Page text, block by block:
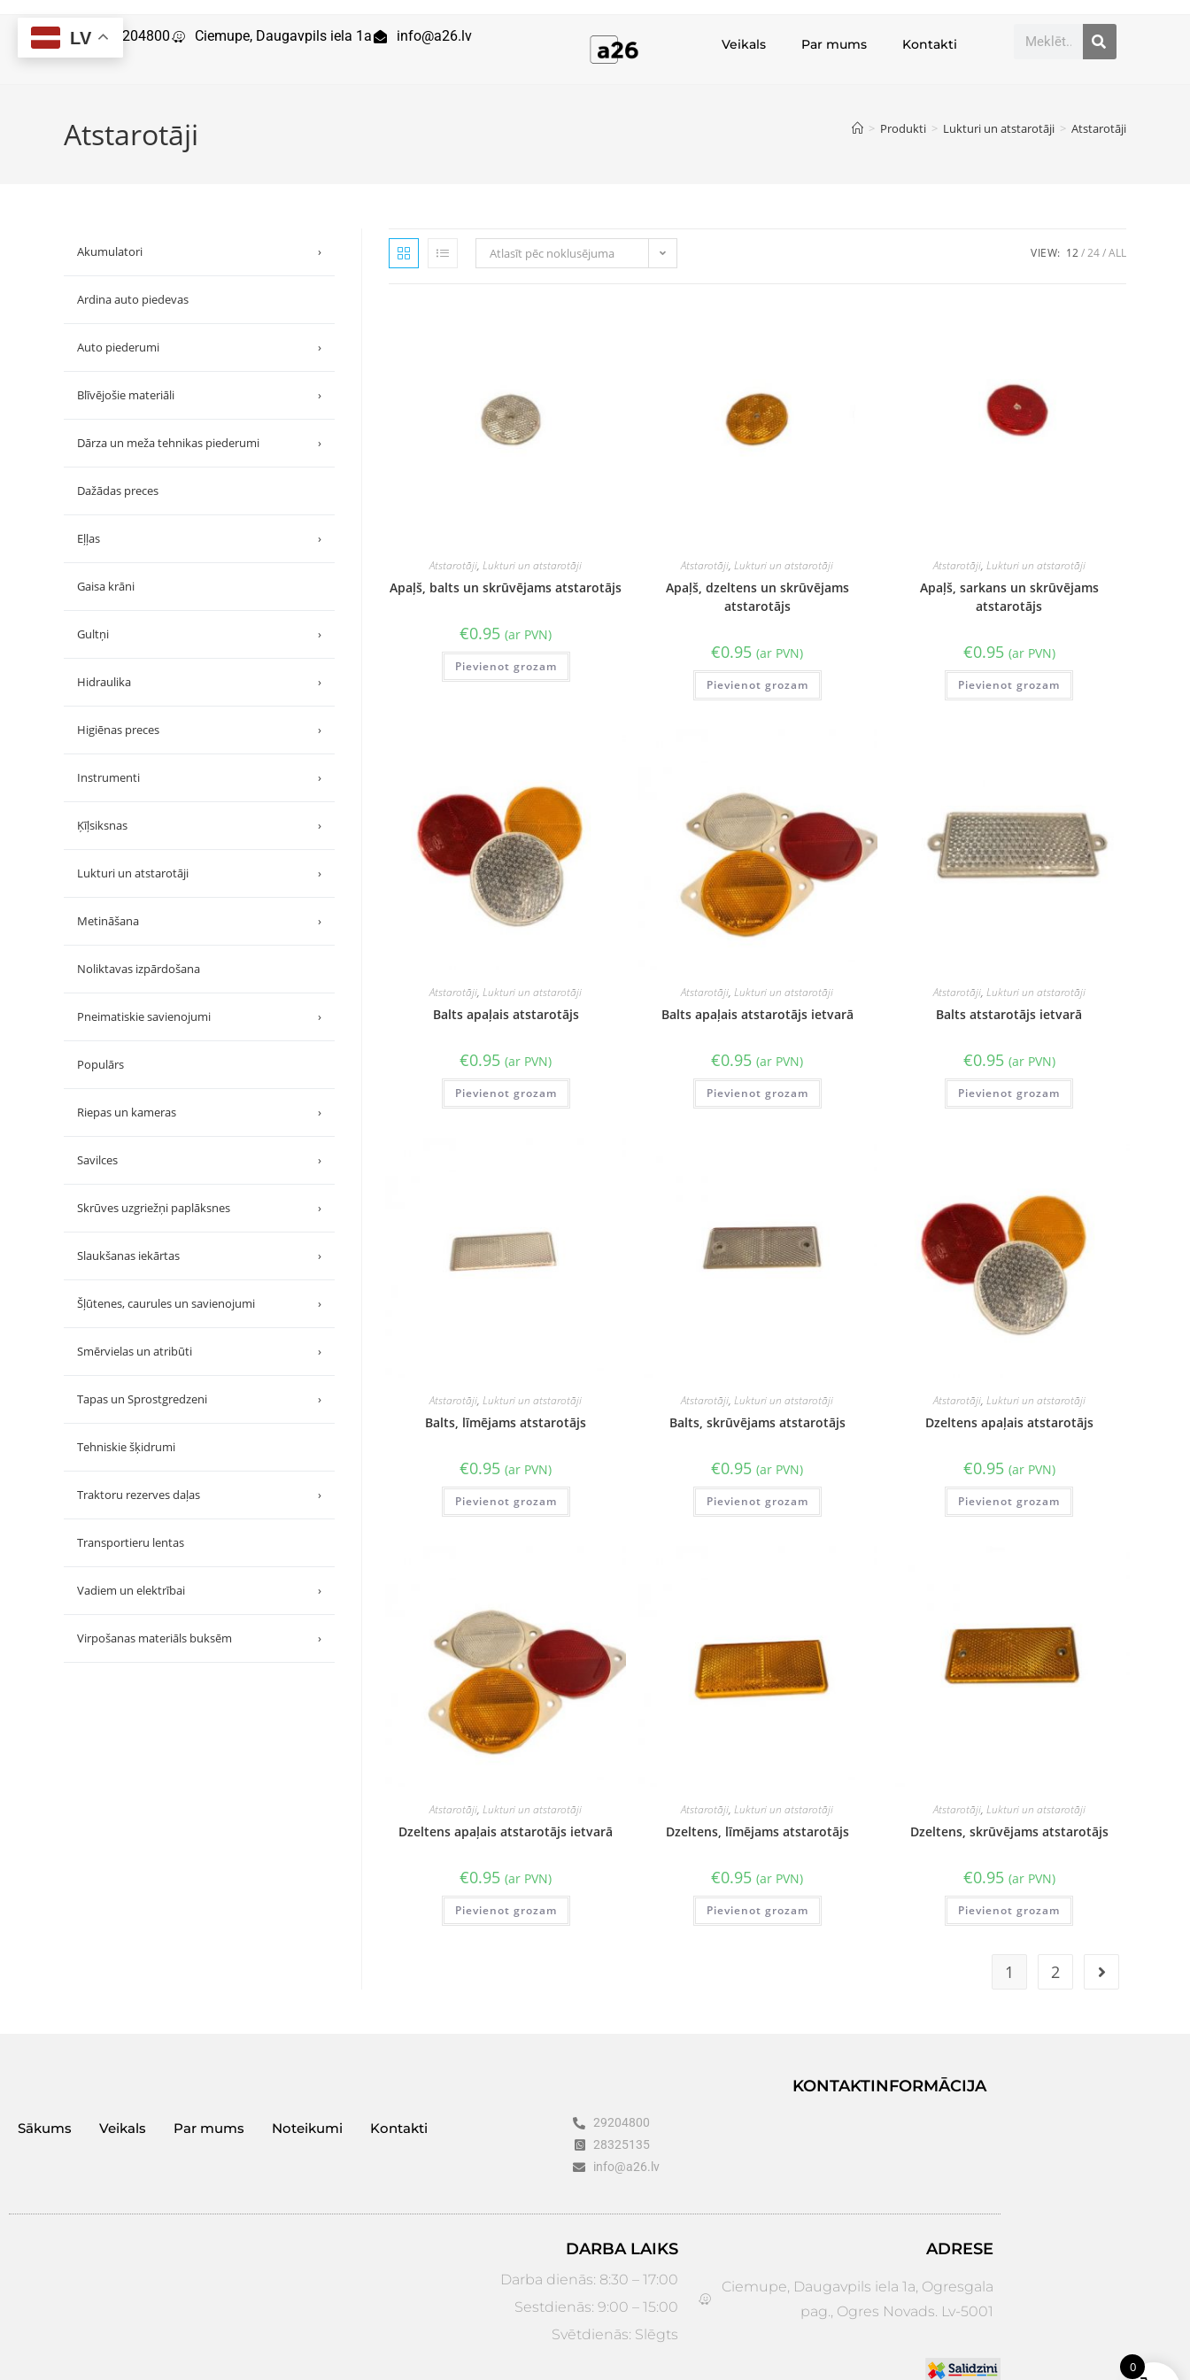
29204800 Ciemupe, Daugavpils iela 1a info@a26.lv Veikals Par mums Kontakti
Atstarotāji > Produkti > Lukturi un atstarotāji > Atstarotāji
Atlasīt pēc noklusējuma VIEW: 12 24 ALL
Atstarotāji,Lukturi un atstarotāji
Apaļš, balts un skrūvējams atstarotājs
€0.95 (ar PVN)
Pievienot grozam
Atstarotāji,Lukturi un atstarotāji
Apaļš, dzeltens un skrūvējams
atstarotājs
€0.95 (ar PVN)
Pievienot grozam
Atstarotāji, Lukturi un atstarotāji
Apaļš, sarkans un skrūvējams
atstarotājs
€0.95 (ar PVN)
Pievienot grozam
Atstarotāji,Lukturi un atstarotāji
Balts apaļais atstarotājs
€0.95 (ar PVN)
Pievienot grozam
Atstarotāji,Lukturi un atstarotāji
Balts apaļais atstarotājs ietvarā
€0.95 (ar PVN)
Pievienot grozam
Atstarotāji, Lukturi un atstarotāji
Balts atstarotājs ietvarā
€0.95 (ar PVN)
Pievienot grozam
Atstarotāji,Lukturi un atstarotāji
Balts, līmējams atstarotājs
€0.95 (ar PVN)
Pievienot grozam
Atstarotāji,Lukturi un atstarotāji
Balts, skrūvējams atstarotājs
€0.95 (ar PVN)
Pievienot grozam
Atstarotāji, Lukturi un atstarotāji
Dzeltens apaļais atstarotājs
€0.95 (ar PVN)
Pievienot grozam
Atstarotāji,Lukturi un atstarotāji
Dzeltens apaļais atstarotājs ietvarā
€0.95 (ar PVN)
Pievienot grozam
Atstarotāji,Lukturi un atstarotāji
Dzeltens, līmējams atstarotājs
€0.95 (ar PVN)
Pievienot grozam
Atstarotāji, Lukturi un atstarotāji
Dzeltens, skrūvējams atstarotājs
€0.95 (ar PVN)
Pievienot grozam
1 2
Akumulatori ›
Ardina auto piedevas
Auto piederumi ›
Blīvējošie materiāli ›
Dārza un meža tehnikas piederumi ›
Dažādas preces
Eļļas ›
Gaisa krāni
Gultņi ›
Hidraulika ›
Higiēnas preces ›
Instrumenti ›
Ķīļsiksnas ›
Lukturi un atstarotāji ›
Metināšana ›
Noliktavas izpārdošana
Pneimatiskie savienojumi ›
Populārs
Riepas un kameras ›
Savilces ›
Skrūves uzgriežņi paplāksnes ›
Slaukšanas iekārtas ›
Šļūtenes, caurules un savienojumi ›
Smērvielas un atribūti ›
Tapas un Sprostgredzeni ›
Tehniskie šķidrumi
Traktoru rezerves daļas ›
Transportieru lentas
Vadiem un elektrībai ›
Virpošanas materiāls buksēm ›
Sākums Veikals Par mums Noteikumi Kontakti
KONTAKTINFORMĀCIJA
29204800
28325135
info@a26.lv
DARBA LAIKS
Darba dienās: 8:30 – 17:00
Sestdienās: 9:00 – 15:00
Svētdienās: Slēgts
ADRESE
Ciemupe, Daugavpils iela 1a, Ogresgala
pag., Ogres Novads. Lv-5001
LV
0